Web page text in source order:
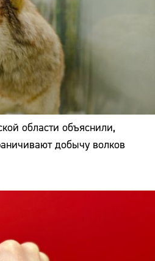
области объяснили,
добычу волков